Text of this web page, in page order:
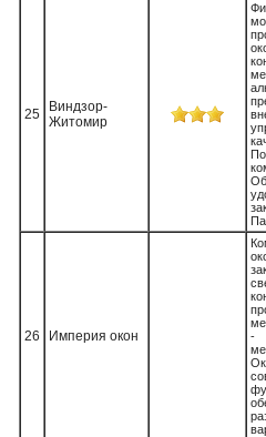
25
Виндзор-
Житомир
26 Империя окон
-